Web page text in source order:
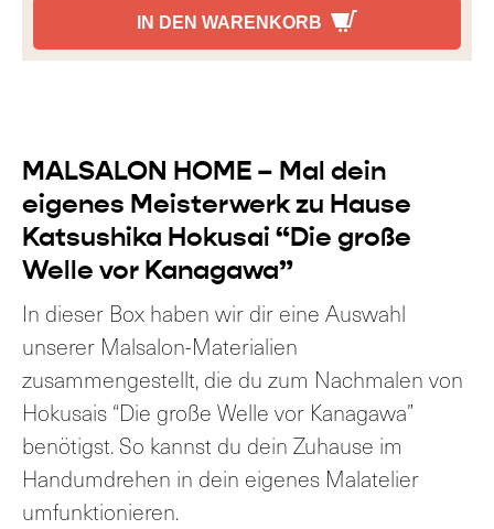
IN DEN WARENKORB
MALSALON HOME – Mal dein
eigenes Meisterwerk zu Hause
Katsushika Hokusai “Die große
Welle vor Kanagawa”
In dieser Box haben wir dir eine Auswahl
unserer Malsalon-Materialien
zusammengestellt, die du zum Nachmalen von
Hokusais “Die große Welle vor Kanagawa”
benötigst. So kannst du dein Zuhause im
Handumdrehen in dein eigenes Malatelier
umfunktionieren.